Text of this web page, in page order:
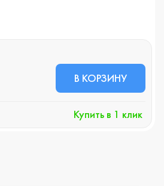
В КОРЗИНУ
Купить в 1 клик